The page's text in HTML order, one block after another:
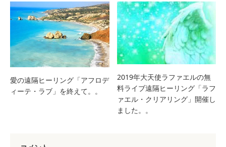
愛の遠隔ヒーリング「アフロデ
ィーテ・ラブ」を終えて。。
2019年大天使ラファエルの無
料ライブ遠隔ヒーリング「ラフ
ァエル・クリアリング」開催し
ました。。